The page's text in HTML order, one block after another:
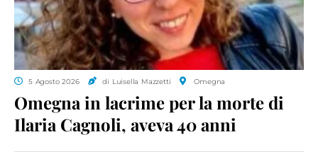
5 Agosto 2026 di Luisella Mazzetti Omegna
Omegna in lacrime per la morte di
Ilaria Cagnoli, aveva 40 anni